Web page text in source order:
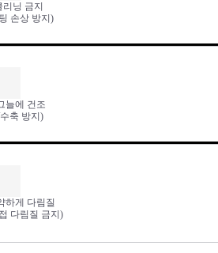
닝 금지
손상 방지)
늘에 건조
축 방지)
하게 다림질
다림질 금지)